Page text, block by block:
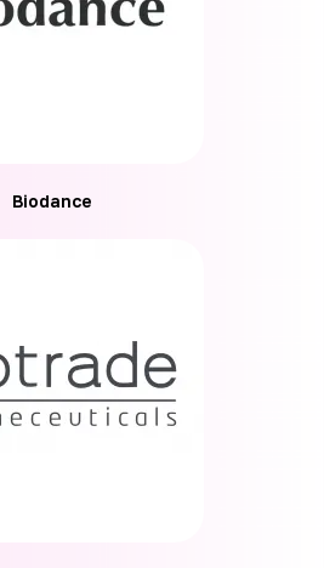
Biodance